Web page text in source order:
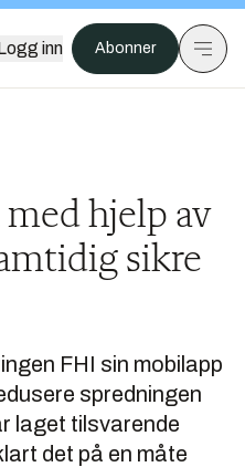
inn Abonner
hjelp av
sikre
FHI sin mobilapp
spredningen
laget tilsvarende
det på en måte